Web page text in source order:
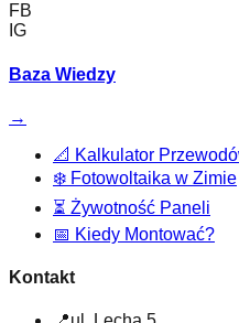
FB
IG
Baza Wiedzy
→
📐 Kalkulator
❄️ Fotowoltaika w Zimie
⏳ Żywotność Paneli
📅 Kiedy Montować?
Kontakt